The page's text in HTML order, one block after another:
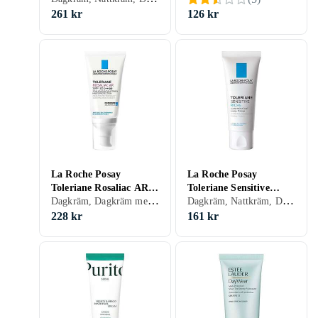
261 kr
126 kr
La Roche Posay
Toleriane Rosaliac AR
SPF30 50ml
Dagkräm, Dagkräm med SPF, Dam, Herr, Anti-redness, Anti-blemish, Avslappnande, Uppfriskande/Kylande, Återfuktande, Regenererande, Balanserande, Närande, Lugnande, Torr, Känslig
228 kr
La Roche Posay
Toleriane Sensitive
Riche Protective
Soothing Moisturizer
Dagkräm, Nattkräm, Dam, Herr, Anti-redness, Avslappnande, Mjukgörande, Uppfriskande/Kylande, Återfuktande, Regenererande, Balanserande, Närande, Lugnande, Torr, Känslig
161 kr